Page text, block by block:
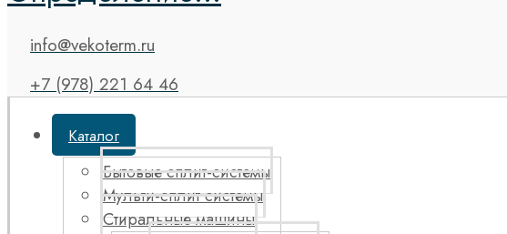
info@vekoterm.ru
+7 (978) 221 64 46
Каталог
Бытовые сплит-системы
Мульти-сплит системы
Стиральные машины